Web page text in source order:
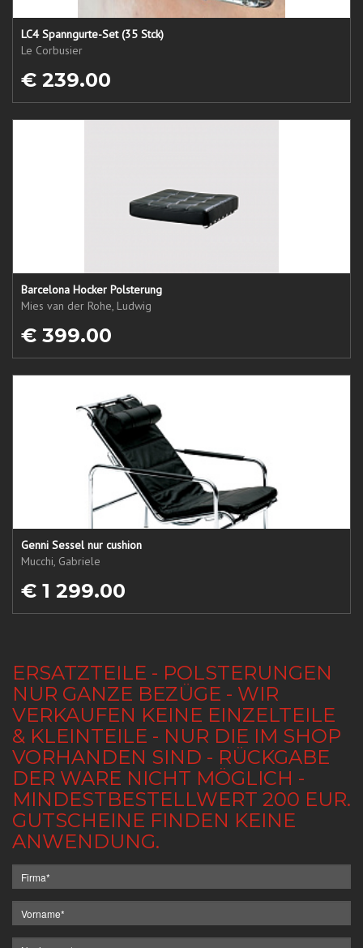
LC4 Spanngurte-Set (35 Stck)
Le Corbusier
€ 239.00
Barcelona Hocker Polsterung
Mies van der Rohe, Ludwig
€ 399.00
Genni Sessel nur cushion
Mucchi, Gabriele
€ 1 299.00
ERSATZTEILE - POLSTERUNGEN
NUR GANZE BEZÜGE - WIR
VERKAUFEN KEINE EINZELTEILE
& KLEINTEILE - NUR DIE IM SHOP
VORHANDEN SIND - RÜCKGABE
DER WARE NICHT MÖGLICH -
MINDESTBESTELLWERT 200 EUR.
GUTSCHEINE FINDEN KEINE
ANWENDUNG.